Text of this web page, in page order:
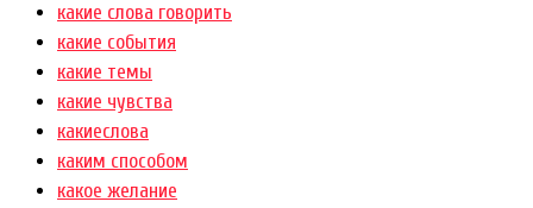
какие слова говорить
какие события
какие темы
какие чувства
какиеслова
каким способом
какое желание